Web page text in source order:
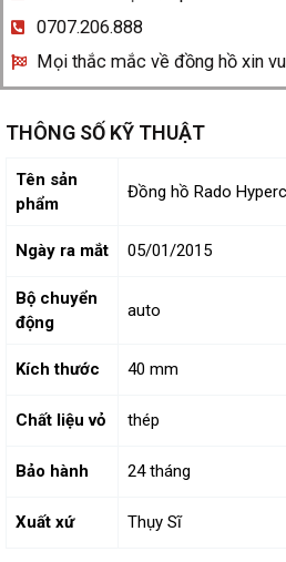
0707.206.888
Mọi thắc mắc về đồng hồ xin
THÔNG SỐ KỸ THUẬT
Tên sản
phẩm
Đồng hồ Rado
Ngày ra mắt 05/01/2015
Bộ chuyển
động
auto
Kích thước 40 mm
Chất liệu vỏ thép
Bảo hành 24 tháng
Xuất xứ Thụy Sĩ